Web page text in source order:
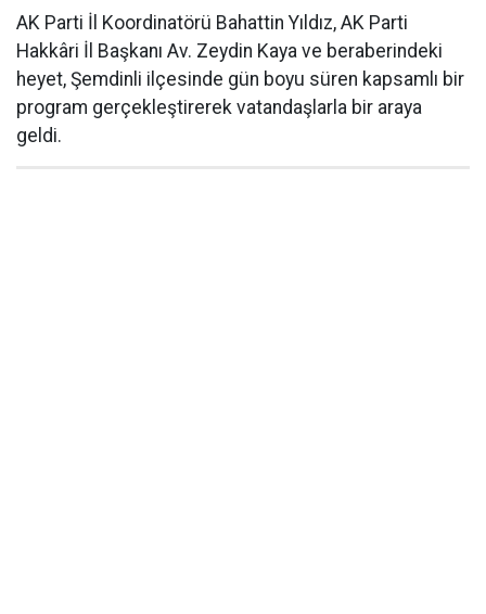
AK Parti İl Koordinatörü Bahattin Yıldız, AK Parti
Hakkâri İl Başkanı Av. Zeydin Kaya ve beraberindeki
heyet, Şemdinli ilçesinde gün boyu süren kapsamlı bir
program gerçekleştirerek vatandaşlarla bir araya
geldi.